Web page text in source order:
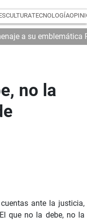
CULTURATECNOLOGÍA
a su emblemática
no la
ante la justicia,
que no la debe, no la